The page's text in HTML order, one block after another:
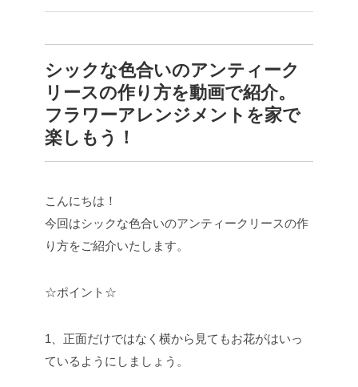
シックな色合いのアンティーク
リースの作り方を動画で紹介。
フラワーアレンジメントを家で
楽しもう！
こんにちは！
今回はシックな色合いのアンティークリースの作
り方をご紹介いたします。
☆ポイント☆
1、正面だけではなく横から見てもお花がはいっ
ているようにしましょう。